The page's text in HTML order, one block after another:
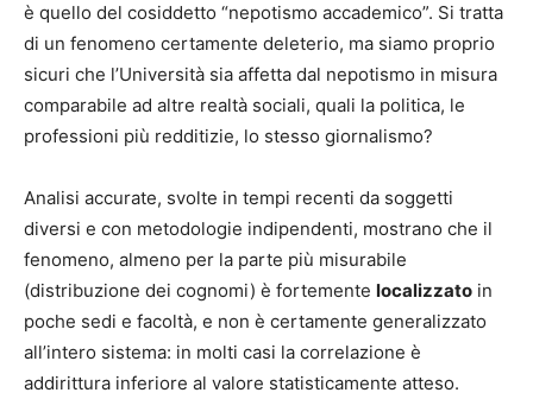
è quello del cosiddetto “nepotismo accademico”. Si tratta
di un fenomeno certamente deleterio, ma siamo proprio
sicuri che l’Università sia affetta dal nepotismo in misura
comparabile ad altre realtà sociali, quali la politica, le
professioni più redditizie, lo stesso giornalismo?
Analisi accurate, svolte in tempi recenti da soggetti
diversi e con metodologie indipendenti, mostrano che il
fenomeno, almeno per la parte più misurabile
(distribuzione dei cognomi) è fortemente localizzato in
poche sedi e facoltà, e non è certamente generalizzato
all’intero sistema: in molti casi la correlazione è
addirittura inferiore al valore statisticamente atteso.